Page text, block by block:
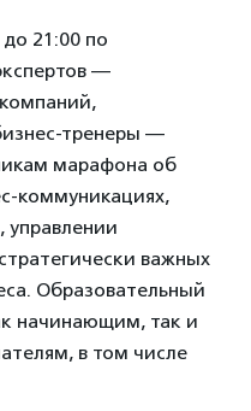
до 21:00 по
—
тренеры —
марафона об
коммуникациях,
важных
Образовательный
начинающим, так и
в том числе